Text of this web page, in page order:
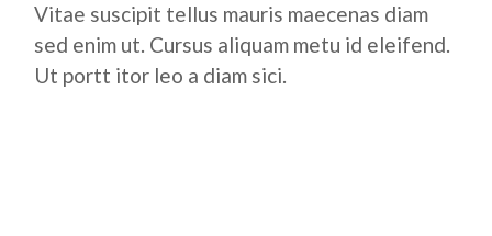
Vitae suscipit tellus mauris maecenas diam
sed enim ut. Cursus aliquam metu id eleifend.
Ut portt itor leo a diam sici.